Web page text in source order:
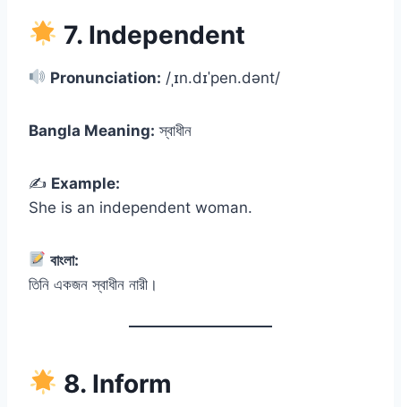
7. Independent
Pronunciation: /ˌɪn.dɪˈpen.dənt/
Bangla Meaning: স্বাধীন
✍️ Example:
She is an independent woman.
বাংলা:
তিনি একজন স্বাধীন নারী।
8. Inform